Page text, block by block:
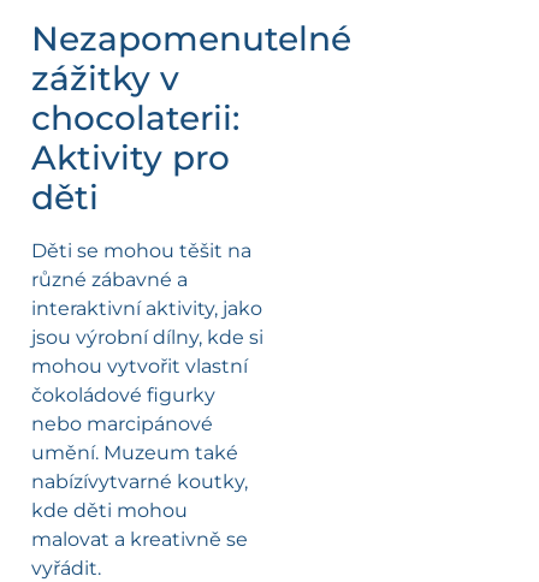
Nezapomenutelné
zážitky v
chocolaterii:
Aktivity pro
děti
Děti se mohou těšit na
různé zábavné a
interaktivní aktivity, jako
jsou výrobní dílny, kde si
mohou vytvořit vlastní
čokoládové figurky
nebo marcipánové
umění. Muzeum také
nabízívytvarné koutky,
kde děti mohou
malovat a kreativně se
vyřádit.